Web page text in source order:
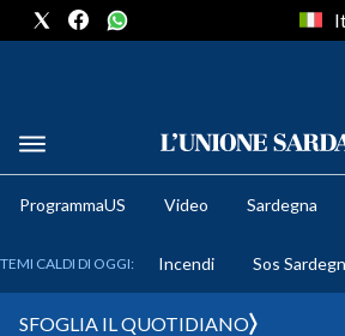
METEO
ProgrammaUS Video Sardegna
TEMI CALDI DI OGGI: Incendi Sos
SFOGLIA IL QUOTIDIANO